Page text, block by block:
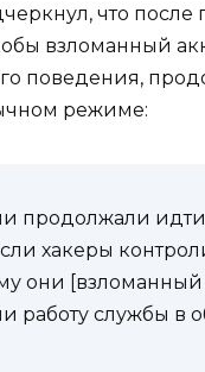
что после
взломанный
поведения,
режиме:
продолжали
хакеры
они [взломанный
работу службы в